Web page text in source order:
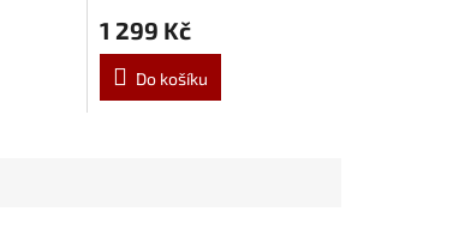
1 299 Kč
Do košíku